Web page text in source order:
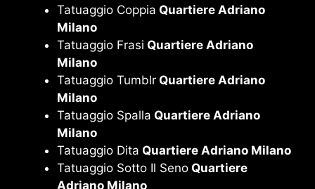
Tatuaggio Coppia Quartiere Adriano
Milano
Tatuaggio Frasi Quartiere Adriano
Milano
Tatuaggio Tumblr Quartiere Adriano
Milano
Tatuaggio Spalla Quartiere Adriano
Milano
Tatuaggio Dita Quartiere Adriano Milano
Tatuaggio Sotto Il Seno Quartiere
Adriano Milano